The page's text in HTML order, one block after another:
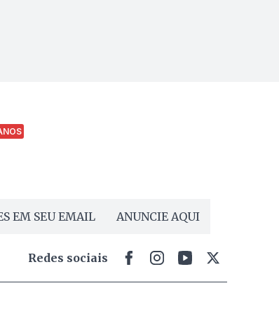
EM SEU EMAIL ANUNCIE AQUI
Redes sociais